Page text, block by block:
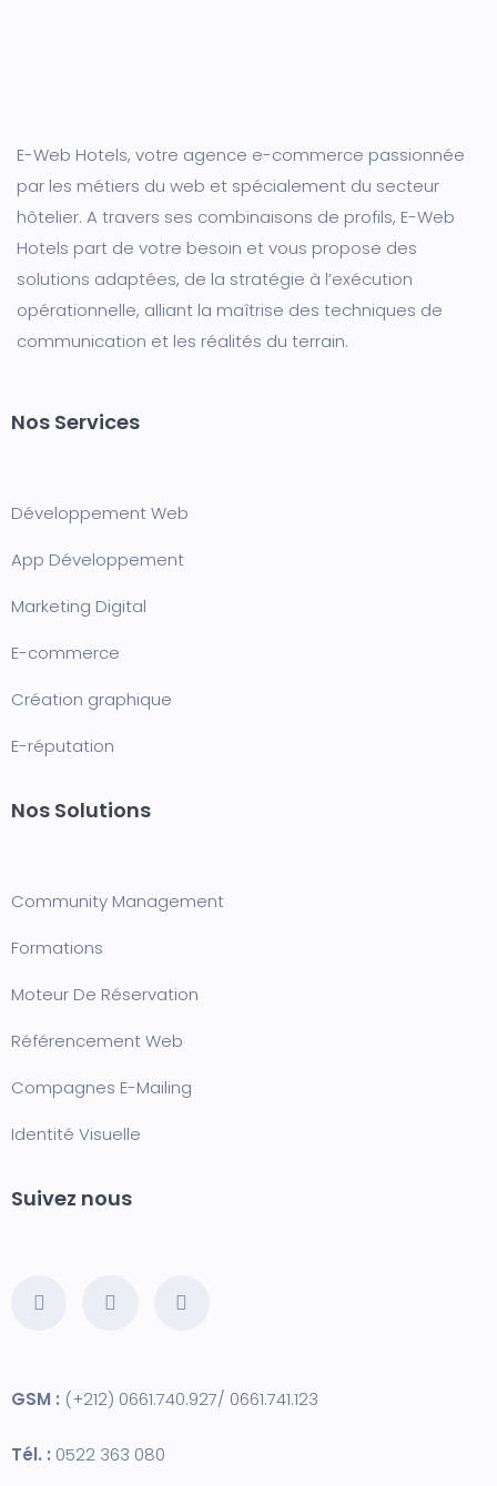
E-Web Hotels, votre agence e-commerce passionnée
par les métiers du web et spécialement du secteur
hôtelier. A travers ses combinaisons de profils, E-Web
Hotels part de votre besoin et vous propose des
solutions adaptées, de la stratégie à l’exécution
opérationnelle, alliant la maîtrise des techniques de
communication et les réalités du terrain.
Nos Services
Développement Web
App Développement
Marketing Digital
E-commerce
Création graphique
E-réputation
Nos Solutions
Community Management
Formations
Moteur De Réservation
Référencement Web
Compagnes E-Mailing
Identité Visuelle
Suivez nous
GSM : (+212) 0661.740.927/ 0661.741.123
Tél. : 0522 363 080